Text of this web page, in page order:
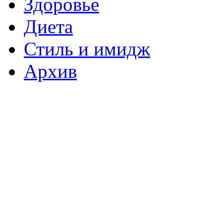
Диета
Стиль и имидж
Архив